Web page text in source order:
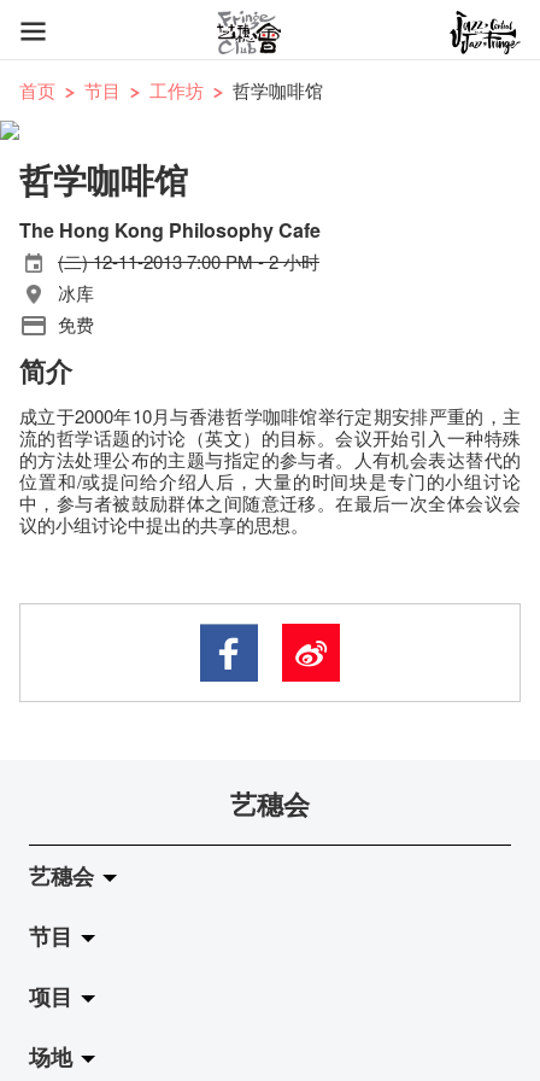
首页 节目 工作坊 哲学咖啡馆
哲学咖啡馆
The Hong Kong Philosophy Cafe
(二) 12-11-2013 7:00 PM - 2 小时
冰库
免费
简介
成立于2000年10月与香港哲学咖啡馆举行定期安排严重的，主
流的哲学话题的讨论（英文）的目标。会议开始引入一种特殊
的方法处理公布的主题与指定的参与者。人有机会表达替代的
位置和/或提问给介绍人后，大量的时间块是专门的小组讨论
中，参与者被鼓励群体之间随意迁移。在最后一次全体会议会
议的小组讨论中提出的共享的思想。
艺穗会
艺穗会
关于艺穗会
艺穗会的演化
使命与宗旨
节目
拉阔
展览
项目
Jazz-Go-Central, Jazz-Go-Fringe
场地